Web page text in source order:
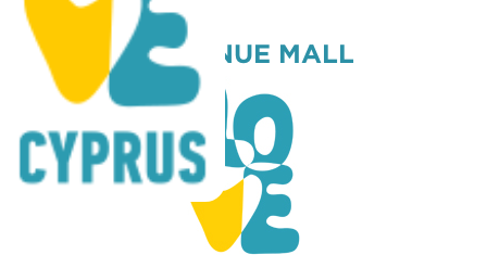
KFC KINGS AVENUE MALL
KFC KINGS AVENUE MALL